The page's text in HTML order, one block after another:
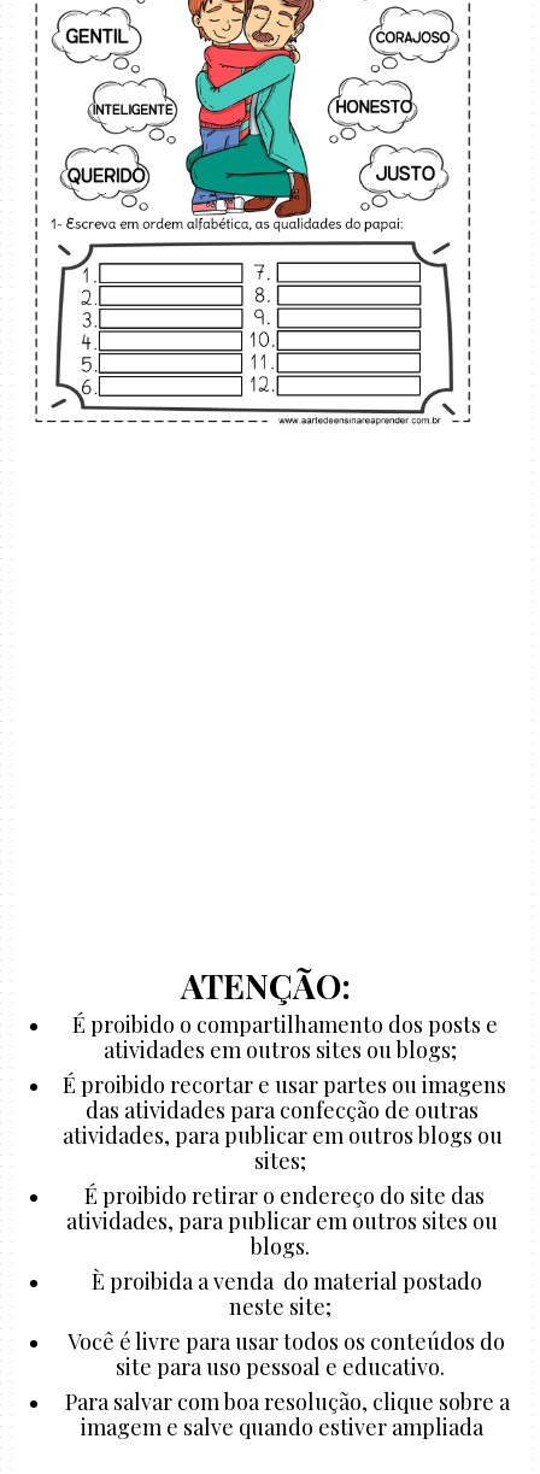
ATENÇÃO:
É proibido o compartilhamento dos posts e
atividades em outros sites ou blogs;
É proibido recortar e usar partes ou imagens
das atividades para confecção de outras
atividades, para publicar em outros blogs ou
sites;
É proibido retirar o endereço do site das
atividades, para publicar em outros sites ou
blogs.
È proibida a venda do material postado
neste site;
Você é livre para usar todos os conteúdos do
site para uso pessoal e educativo.
Para salvar com boa resolução, clique sobre a
imagem e salve quando estiver ampliada